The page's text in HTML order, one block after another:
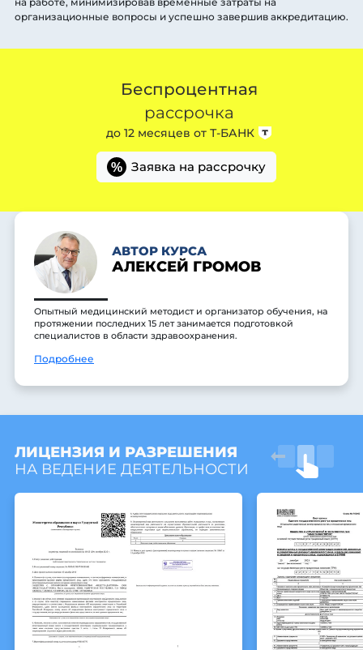
организационные вопросы и успешно завершив аккредитацию.
Беспроцентная
рассрочка
до 12 месяцев от Т-БАНК
% Заявка на рассрочку
АВТОР КУРСА
АЛЕКСЕЙ ГРОМОВ
Опытный медицинский методист и организатор обучения, на
протяжении последних 15 лет занимается подготовкой
специалистов в области здравоохранения.
Подробнее
ЛИЦЕНЗИЯ И РАЗРЕШЕНИЯ
НА ВЕДЕНИЕ ДЕЯТЕЛЬНОСТИ